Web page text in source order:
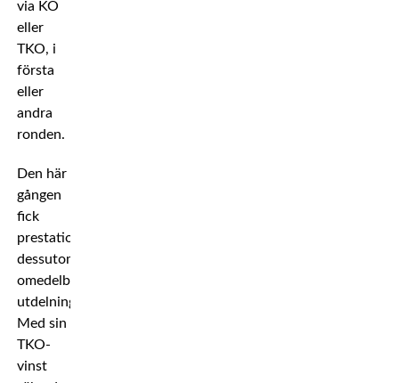
via KO
eller
TKO, i
första
eller
andra
ronden.
Den här
gången
fick
prestationen
dessutom
omedelbar
utdelning.
Med sin
TKO-
vinst